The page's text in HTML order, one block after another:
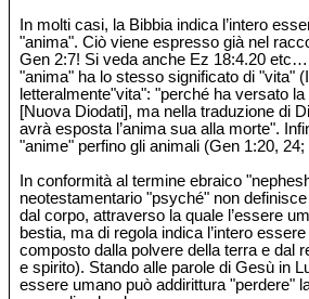
In molti casi, la Bibbia indica l’intero
"anima". Ciò viene espresso già nel
Gen 2:7! Si veda anche Ez 18:4.20
"anima" ha lo stesso significato di "vita"
letteralmente"vita": "perché ha versato
[Nuova Diodati], ma nella traduzione di
avrà esposta l’anima sua alla morte".
"anime" perfino gli animali (Gen 1:20, 24;
In conformità al termine ebraico
neotestamentario "psyché" non definisce
dal corpo, attraverso la quale l’essere
bestia, ma di regola indica l’intero
composto dalla polvere della terra e dal
e spirito). Stando alle parole di Gesù in
essere umano può addirittura "perdere"